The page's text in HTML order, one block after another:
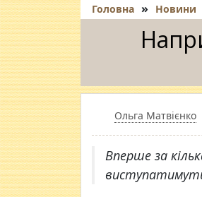
Головна » Новини
Ольга Матвієнко
Вперше за